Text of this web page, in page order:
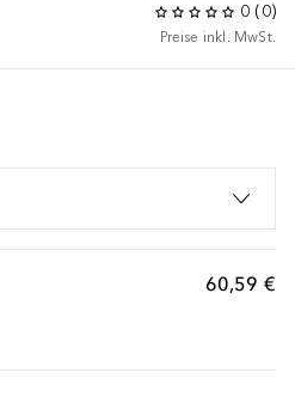
0 (0)
Preise inkl. MwSt.
60,59 €